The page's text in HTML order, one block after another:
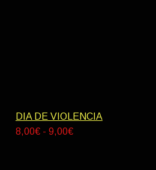
DIA DE VIOLENCIA
8,00€ - 9,00€Rango